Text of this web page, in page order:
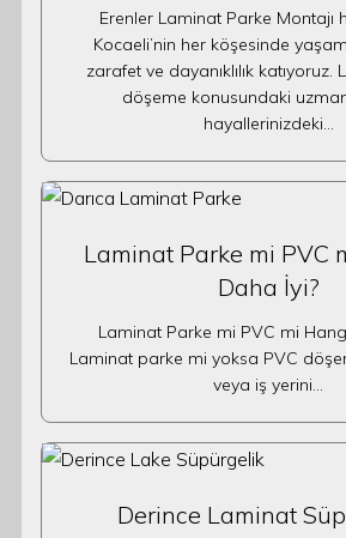
Erenler Laminat Parke Montajı
Kocaeli’nin her köşesinde
zarafet ve dayanıklılık
döşeme konusundaki
hayallerinizdeki…
Laminat Parke mi PVC
Daha İyi?
Laminat Parke mi PVC mi
Laminat parke mi yoksa PVC
veya iş yerini…
Derince Laminat